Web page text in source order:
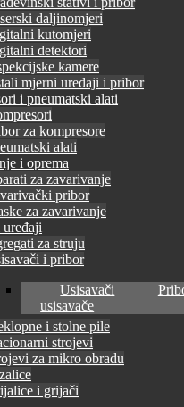
daljinomjeri
kutomjeri
detektori
kamere
mjerni uređaji i pribor
i pneumatski alati
za kompresore
alati
i oprema
za zavarivanje
pribor
za zavarivanje
za struju
i pribor
Usisavači
usisavače
i stolne pile
strojevi
za mikro obradu
i grijači